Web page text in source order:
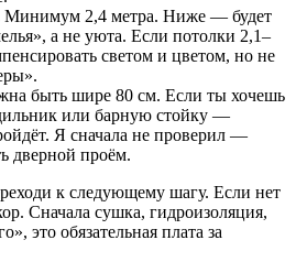
Минимум 2,4 метра. Ниже — будет
а не уюта. Если потолки 2,1–
светом и цветом, но не
быть шире 80 см. Если ты хочешь
или барную стойку —
Я сначала не проверил —
дверной проём.
к следующему шагу. Если нет
Сначала сушка, гидроизоляция,
это обязательная плата за